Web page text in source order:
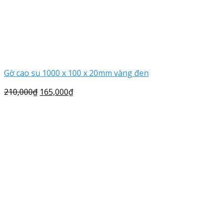
Gờ cao su 1000 x 100 x 20mm vàng đen
210,000₫ 165,000₫